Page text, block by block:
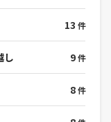
13 件
し 9件
8件